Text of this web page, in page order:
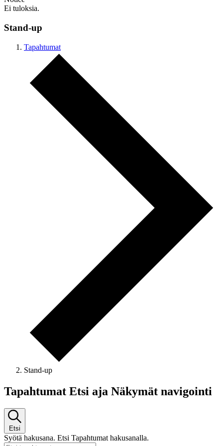
Ei tuloksia.
Stand-up
Tapahtumat
Stand-up
Tapahtumat Etsi aja Näkymät navigointi
Etsi
Syötä hakusana. Etsi Tapahtumat hakusanalla.